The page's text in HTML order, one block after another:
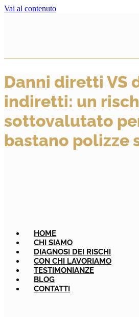
Vai al contenuto
HOME
CHI SIAMO
DIAGNOSI DEI RISCHI
CON CHI LAVORIAMO
TESTIMONIANZE
BLOG
CONTATTI
Danni diretti VS
indiretti: un
sottovalutato
bastano polizze